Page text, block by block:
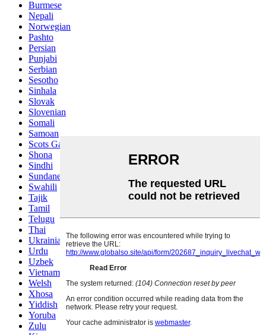
Burmese
Nepali
Norwegian
Pashto
Persian
Punjabi
Serbian
Sesotho
Sinhala
Slovak
Slovenian
Somali
Samoan
Scots Gaelic
Shona
Sindhi
Sundanese
Swahili
Tajik
Tamil
Telugu
Thai
Ukrainian
Urdu
Uzbek
Vietnamese
Welsh
Xhosa
Yiddish
Yoruba
Zulu